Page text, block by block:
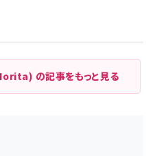
の記事をもっと見る